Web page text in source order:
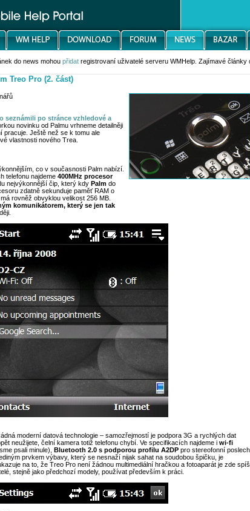
do news mohou přidat registrovaní uživatelé serveru WMHelp. Zajímavé články
Treo Pro (2. část)
seznámili po stránce vzhledové a
novinku od Palmu vrhneme detailněji
pracuje. Ještě než se k tomu ale
vlastnosti nového Trea.
co v současnosti Palm nabízí.
telefonu najdeme 400MHz procesor
nejvýkonnější čip, který kdy Palmdo
zdatně sekunduje paměť RAM o
rovněž obvyklou velikost 256 MB.
komunikátorem, který se jen tak
moderní datová technologie – samozřejmostí je podpora 3G a rychlých dat
neužijete, čelní kamera totiž telefonu chybí. Ve specifikacích najdeme i wi-fi
psali minule), Bluetooth 2.0 s podporou profilu A2DPpro stereofonní poslech
prvkem výbavy, který se nesnaží nijak sahat na soudobou špičku, je
na to, že Treo Pro není žádnou multimediální hračkou a fotoaparát je zde
stejně jako předchozí modely, používat především k práci.